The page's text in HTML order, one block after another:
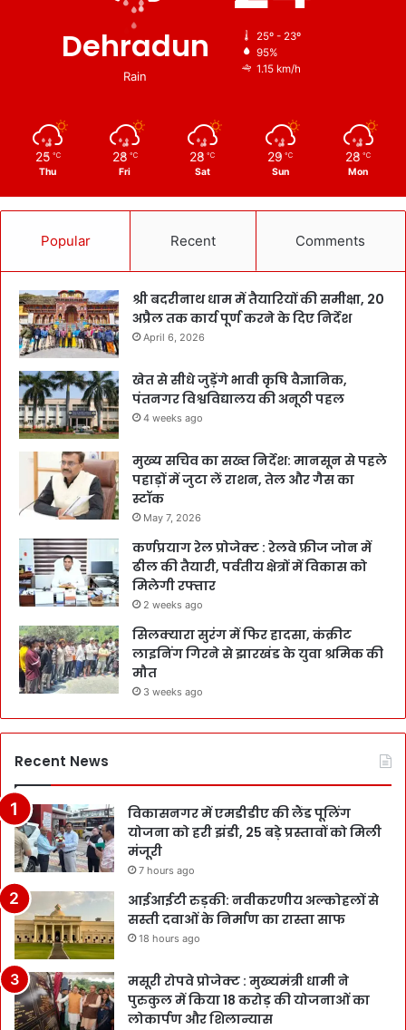
Dehradun
Rain
25º - 23º
95%
1.15 km/h
25 ℃
Thu
28 ℃
Fri
28 ℃
Sat
29 ℃
Sun
28 ℃
Mon
Popular Recent Comments
श्री बदरीनाथ धाम में तैयारियों की समीक्षा, 20
अप्रैल तक कार्य पूर्ण करने के दिए निर्देश
April 6, 2026
खेत से सीधे जुड़ेंगे भावी कृषि वैज्ञानिक,
पंतनगर विश्वविद्यालय की अनूठी पहल
4 weeks ago
मुख्य सचिव का सख्त निर्देश: मानसून से पहले
पहाड़ों में जुटा लें राशन, तेल और गैस का
स्टॉक
May 7, 2026
कर्णप्रयाग रेल प्रोजेक्ट : रेलवे फ्रीज जोन में
ढील की तैयारी, पर्वतीय क्षेत्रों में विकास को
मिलेगी रफ्तार
2 weeks ago
सिलक्यारा सुरंग में फिर हादसा, कंक्रीट
लाइनिंग गिरने से झारखंड के युवा श्रमिक की
मौत
3 weeks ago
Recent News
विकासनगर में एमडीडीए की लैंड पूलिंग
योजना को हरी झंडी, 25 बड़े प्रस्तावों को मिली
मंजूरी
7 hours ago
आईआईटी रुड़की: नवीकरणीय अल्कोहलों से
सस्ती दवाओं के निर्माण का रास्ता साफ
18 hours ago
मसूरी रोपवे प्रोजेक्ट : मुख्‍यमंत्री धामी ने
पुरुकुल में किया 18 करोड़ की योजनाओं का
लोकार्पण और शिलान्यास